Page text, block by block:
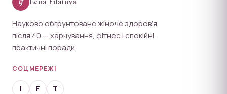
Науково обґрунтоване жіноче здоров’я
після 40 — харчування, фітнес і спокійні,
практичні поради.
СОЦМЕРЕЖІ
I F T